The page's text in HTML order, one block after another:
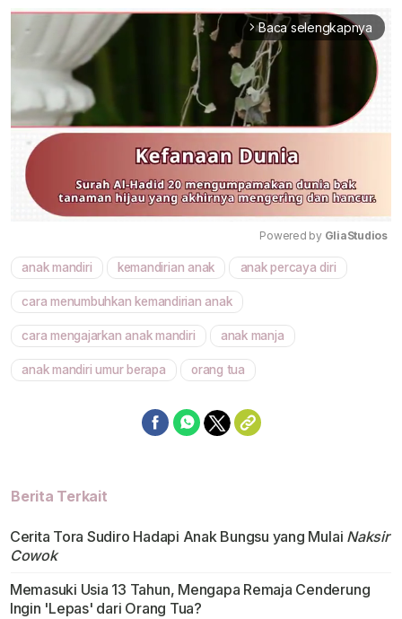
arrow_forward_ios Baca selengkapnya
Mute
Powered by GliaStudios
anak mandiri kemandirian anak anak percaya diri
cara menumbuhkan kemandirian anak
cara mengajarkan anak mandiri anak manja
anak mandiri umur berapa orang tua
Berita Terkait
Cerita Tora Sudiro Hadapi Anak Bungsu yang Mulai Naksir
Cowok
Memasuki Usia 13 Tahun, Mengapa Remaja Cenderung
Ingin 'Lepas' dari Orang Tua?